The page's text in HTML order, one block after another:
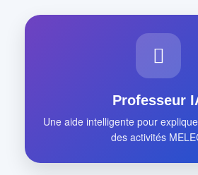
Professeur
Une aide intelligente pour
des activités